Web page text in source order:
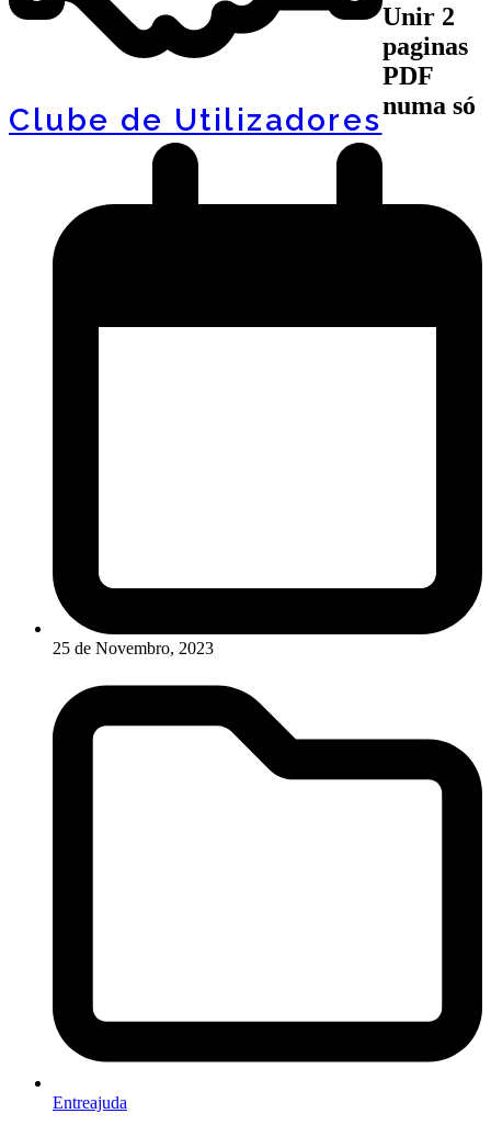
Clube de Utilizadores
Unir 2
paginas
PDF
numa só
25 de Novembro, 2023
Entreajuda